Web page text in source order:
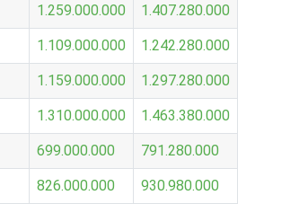
1.259.000.000 1.407.280.000
1.109.000.000 1.242.280.000
1.159.000.000 1.297.280.000
1.310.000.000 1.463.380.000
699.000.000 791.280.000
826.000.000 930.980.000